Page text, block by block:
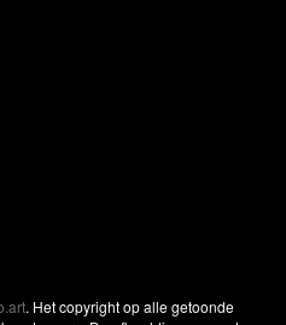
. Het copyright op alle getoonde